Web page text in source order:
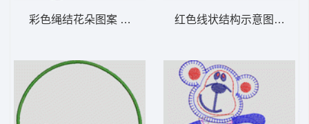
彩色绳结花朵图案 卡通童装章标贴布 红色线状结